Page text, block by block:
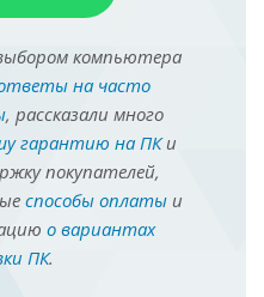
компьютера
на часто
, рассказали много
гарантию на ПКи
покупателей,
способы оплатыи
о вариантах
ПК.